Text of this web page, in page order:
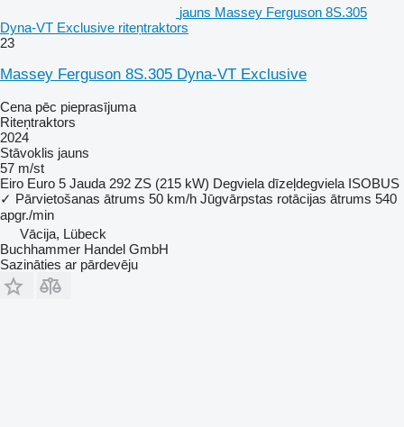
jauns Massey Ferguson 8S.305
Dyna-VT Exclusive riteņtraktors
23
Massey Ferguson 8S.305 Dyna-VT Exclusive
Cena pēc pieprasījuma
Riteņtraktors
2024
Stāvoklis jauns
57 m/st
Eiro Euro 5 Jauda 292 ZS (215 kW) Degviela dīzeļdegviela ISOBUS
✓ Pārvietošanas ātrums 50 km/h Jūgvārpstas rotācijas ātrums 540
apgr./min
Vācija, Lübeck
Buchhammer Handel GmbH
Sazināties ar pārdevēju